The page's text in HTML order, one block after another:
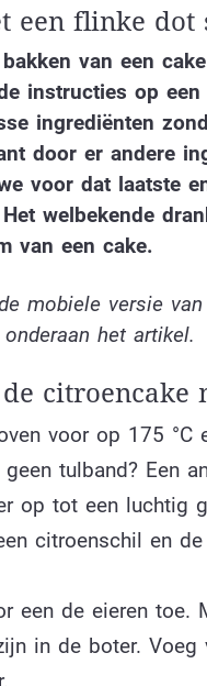
een flinke dot
van een
instructies op
ingrediënten
door er andere
voor dat laatste
welbekende
van een cake.
mobiele versie
het artikel.
citroencake
voor op 175
tulband? Een
op tot een luchtig
citroenschil en
een de eieren toe.
in de boter.